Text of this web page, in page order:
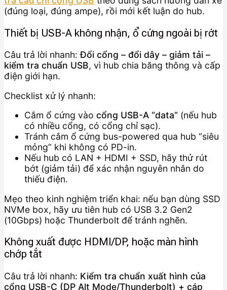
(đúng loại, đúng ampe), rồi mới kết luận do hub.
Thiết bị USB-A không nhận, ổ cứng ngoài bị rớt
Câu trả lời nhanh:Đổi cổng – đổi dây – giảm tải –
kiểm tra chuẩn USB, vì hub chia băng thông và cấp
điện giới hạn.
Checklist xử lý nhanh:
Cắm ổ cứng vào cổng USB-A “data” (nếu hub
có nhiều cổng, có cổng chỉ sạc).
Tránh cắm ổ cứng bus-powered qua hub “siêu
mỏng” khi không có PD-in.
Nếu hub có LAN + HDMI + SSD, hãy thử rút
bớt (giảm tải) để xác nhận nguyên nhân do
thiếu điện.
Mẹo theo kinh nghiệm triển khai: nếu bạn dùng SSD
NVMe box, hãy ưu tiên hub có USB 3.2 Gen2
(10Gbps) hoặc Thunderbolt để tránh nghẽn.
Không xuất được HDMI/DP, hoặc màn hình
chớp tắt
Câu trả lời nhanh: Kiểm tra chuẩn xuất hình của
cổng USB-C (DP Alt Mode/Thunderbolt) + cáp